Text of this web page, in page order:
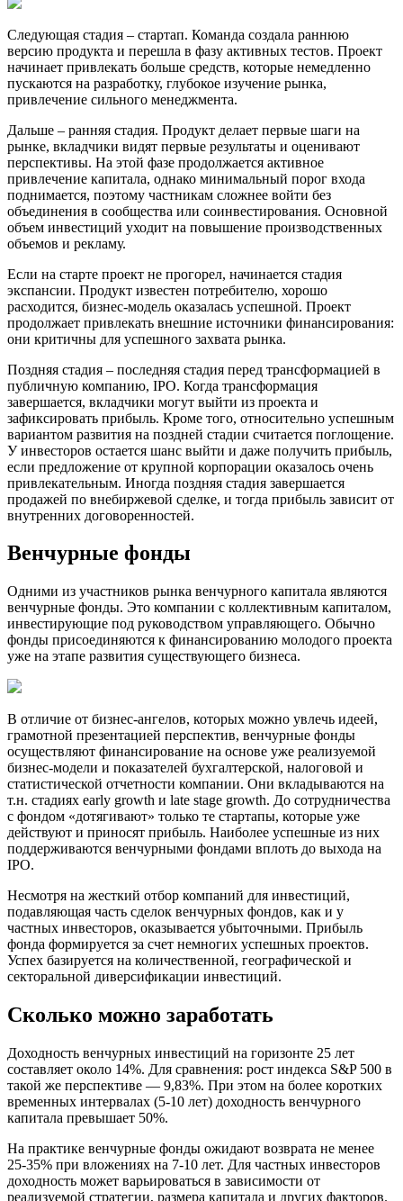
Следующая стадия – стартап. Команда создала раннюю
версию продукта и перешла в фазу активных тестов. Проект
начинает привлекать больше средств, которые немедленно
пускаются на разработку, глубокое изучение рынка,
привлечение сильного менеджмента.
Дальше – ранняя стадия. Продукт делает первые шаги на
рынке, вкладчики видят первые результаты и оценивают
перспективы. На этой фазе продолжается активное
привлечение капитала, однако минимальный порог входа
поднимается, поэтому частникам сложнее войти без
объединения в сообщества или соинвестирования. Основной
объем инвестиций уходит на повышение производственных
объемов и рекламу.
Если на старте проект не прогорел, начинается стадия
экспансии. Продукт известен потребителю, хорошо
расходится, бизнес-модель оказалась успешной. Проект
продолжает привлекать внешние источники финансирования:
они критичны для успешного захвата рынка.
Поздняя стадия – последняя стадия перед трансформацией в
публичную компанию, IPO. Когда трансформация
завершается, вкладчики могут выйти из проекта и
зафиксировать прибыль. Кроме того, относительно успешным
вариантом развития на поздней стадии считается поглощение.
У инвесторов остается шанс выйти и даже получить прибыль,
если предложение от крупной корпорации оказалось очень
привлекательным. Иногда поздняя стадия завершается
продажей по внебиржевой сделке, и тогда прибыль зависит от
внутренних договоренностей.
Венчурные фонды
Одними из участников рынка венчурного капитала являются
венчурные фонды. Это компании с коллективным капиталом,
инвестирующие под руководством управляющего. Обычно
фонды присоединяются к финансированию молодого проекта
уже на этапе развития существующего бизнеса.
В отличие от бизнес-ангелов, которых можно увлечь идеей,
грамотной презентацией перспектив, венчурные фонды
осуществляют финансирование на основе уже реализуемой
бизнес-модели и показателей бухгалтерской, налоговой и
статистической отчетности компании. Они вкладываются на
т.н. стадиях early growth и late stage growth. До сотрудничества
с фондом «дотягивают» только те стартапы, которые уже
действуют и приносят прибыль. Наиболее успешные из них
поддерживаются венчурными фондами вплоть до выхода на
IPO.
Несмотря на жесткий отбор компаний для инвестиций,
подавляющая часть сделок венчурных фондов, как и у
частных инвесторов, оказывается убыточными. Прибыль
фонда формируется за счет немногих успешных проектов.
Успех базируется на количественной, географической и
секторальной диверсификации инвестиций.
Сколько можно заработать
Доходность венчурных инвестиций на горизонте 25 лет
составляет около 14%. Для сравнения: рост индекса S&P 500 в
такой же перспективе — 9,83%. При этом на более коротких
временных интервалах (5-10 лет) доходность венчурного
капитала превышает 50%.
На практике венчурные фонды ожидают возврата не менее
25-35% при вложениях на 7-10 лет. Для частных инвесторов
доходность может варьироваться в зависимости от
реализуемой стратегии, размера капитала и других факторов.